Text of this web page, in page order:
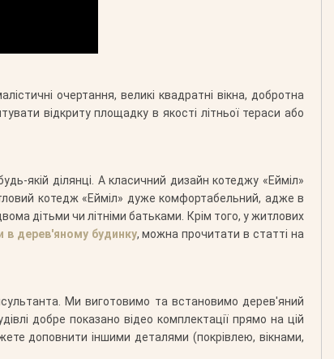
очертання, великі квадратні вікна, добротна
відкриту площадку в якості літньої тераси або
якій ділянці. А класичний дизайн котеджу «Ейміл»
котедж «Ейміл» дуже комфортабельний, адже в
дітьми чи літніми батьками. Крім того, у житлових
в дерев'яному будинку, можна прочитати в статті на
Ми виготовимо та встановимо дерев'яний
добре показано відео комплектації прямо на цій
доповнити іншими деталями (покрівлею, вікнами,